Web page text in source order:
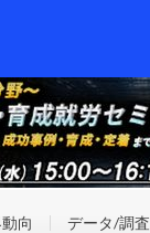
向 データ/調査